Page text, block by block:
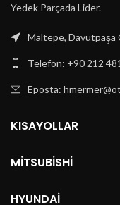
Yedek Parçada Lider.
Maltepe,
Telefon: +90 212
Eposta:
KISAYOLLAR
MITSUBISHI
HYUNDAI